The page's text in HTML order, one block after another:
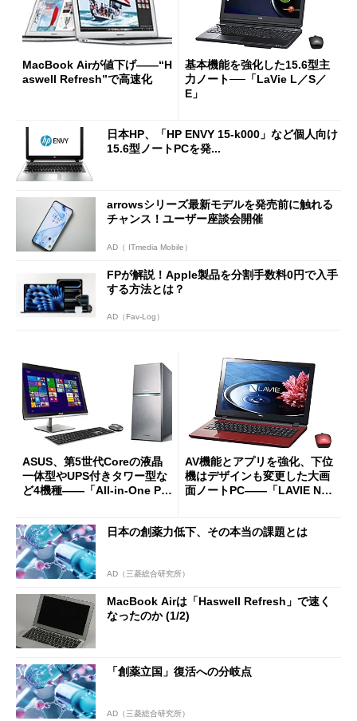
MacBook Airが値下げ――“H
aswell Refresh”で高速化
基本機能を強化した15.6型主
力ノート──「LaVie L／S／
E」
日本HP、「HP ENVY 15-k000」など個人向け
15.6型ノートPCを発...
arrowsシリーズ最新モデルを発売前に触れる
チャンス！ユーザー座談会開催
AD（ ITmedia Mobile）
FPが解説！Apple製品を分割手数料0円で入手
する方法とは？
AD（Fav-Log）
ASUS、第5世代Coreの液晶
一体型やUPS付きタワー型な
ど4機種――「All-in-One PC
AV機能とアプリを強化、下位
機はデザインも変更した大画
面ノートPC――「LAVIE Not
日本の創薬力低下、その本当の課題とは
AD（三菱総合研究所）
MacBook Airは「Haswell Refresh」で速く
なったのか (1/2)
「創薬立国」復活への分岐点
AD（三菱総合研究所）